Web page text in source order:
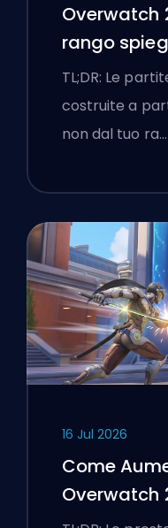
Overwatch
rango
TL;DR: Le
costruite a
non dal tuo ra…
16 Jul 2026
Come
Overwatch